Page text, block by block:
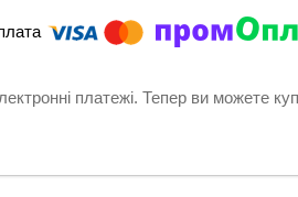
платежі. Тепер ви можете